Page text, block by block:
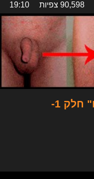
19:10 90,598 צפיות
"סטיות בחוות הסוסים" חלק 1-